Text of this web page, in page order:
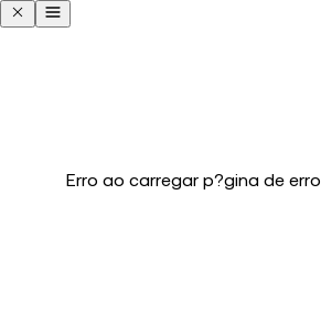
Erro ao carregar p?gina de erro